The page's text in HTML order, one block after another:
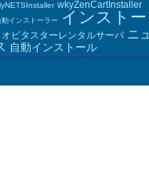
wkyZenCartInstaller
インストーラー
インストー
オビタスターレンタルサーバ ニュ
自動インストール